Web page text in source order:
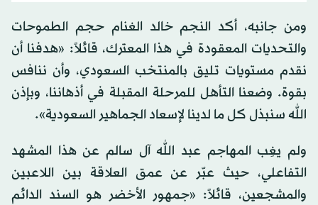
ومن جانبه، أكد النجم خالد الغنام حجم الطموحات
والتحديات المعقودة في هذا المعترك، قائلاً: «هدفنا أن
نقدم مستويات تليق بالمنتخب السعودي، وأن ننافس
بقوة. وضعنا التأهل للمرحلة المقبلة في أذهاننا، وبإذن
الله سنبذل كل ما لدينا لإسعاد الجماهير السعودية».
ولم يغِب المهاجم عبد الله آل سالم عن هذا المشهد
التفاعلي، حيث عبّر عن عمق العلاقة بين اللاعبين
والمشجعين، قائلاً: «جمهور الأخضر هو السند الدائم